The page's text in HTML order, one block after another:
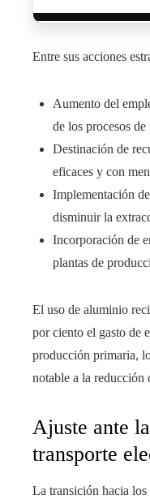
Entre sus acciones
Aumento del
de los procesos
Destinación de
eficaces y con
Implementación
disminuir la
Incorporación de
plantas de
El uso de aluminio
por ciento el gasto de
producción primaria,
notable a la reducción
Ajuste ante
transporte
La transición hacia